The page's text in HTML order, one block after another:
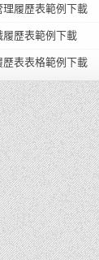
履歷表範例下載
歷表範例下載
歷表表格範例下載